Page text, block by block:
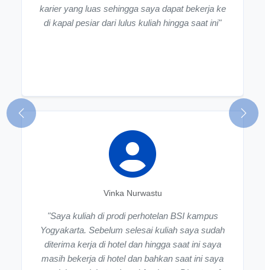
karier yang luas sehingga saya dapat bekerja ke
di kapal pesiar dari lulus kuliah hingga saat ini"
Vinka Nurwastu
"Saya kuliah di prodi perhotelan BSI kampus
Yogyakarta. Sebelum selesai kuliah saya sudah
diterima kerja di hotel dan hingga saat ini saya
masih bekerja di hotel dan bahkan saat ini saya
Previous Next